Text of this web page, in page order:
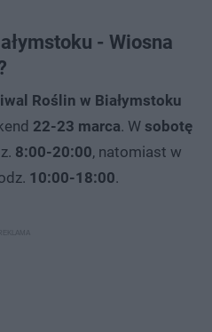
- Wiosna
Roślin w Białymstoku
22-23 marca. W sobotę
8:00-20:00, natomiast w
10:00-18:00.